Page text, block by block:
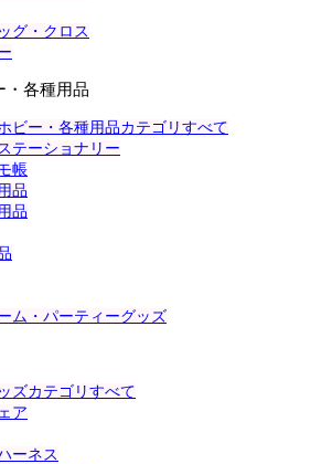
グ・クロス
・各種用品
ビー・各種用品カテゴリすべて
テーショナリー
帳
品
品
ム・パーティーグッズ
ズカテゴリすべて
ア
ーネス